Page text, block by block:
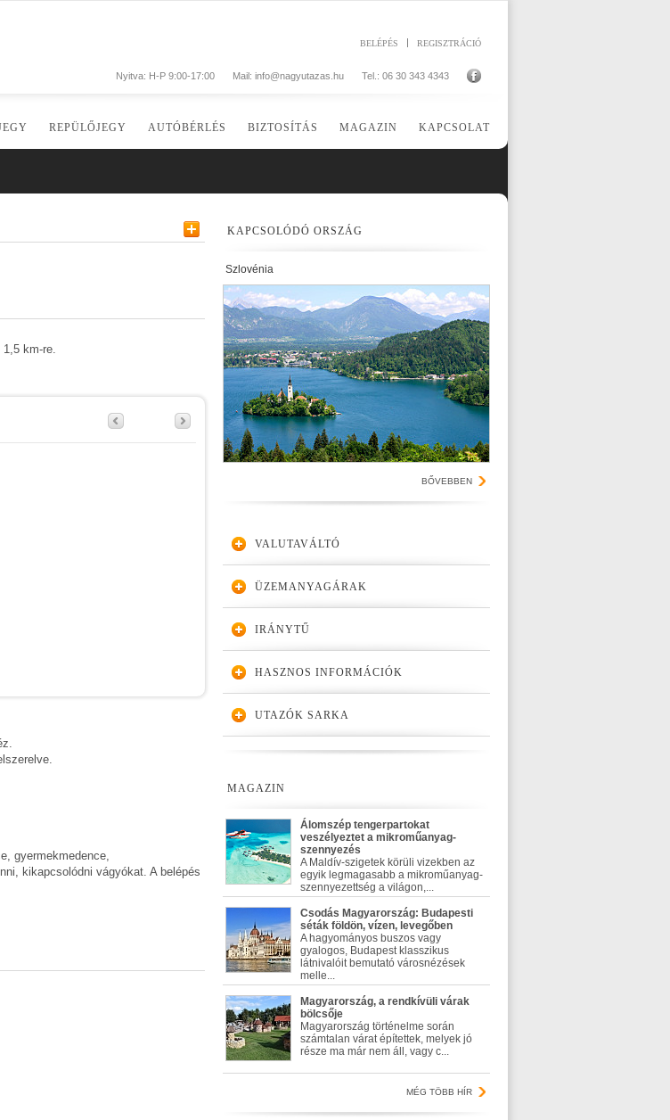
REGISZTRÁCIÓ
BELÉPÉS
Tel.: 06 30 343 4343
Mail: info@nagyutazas.hu
Nyitva: H-P 9:00-17:00
REPÜLŐJEGY AUTÓBÉRLÉS BIZTOSÍTÁS MAGAZIN KAPCSOLAT
km-re.
gyermekmedence,
kikapcsolódni vágyókat. A belépés
KAPCSOLÓDÓ ORSZÁG
Szlovénia
BŐVEBBEN
VALUTAVÁLTÓ
ÜZEMANYAGÁRAK
IRÁNYTŰ
HASZNOS INFORMÁCIÓK
UTAZÓK SARKA
MAGAZIN
Álomszép tengerpartokat
veszélyeztet a mikroműanyag-
szennyezés
A Maldív-szigetek körüli vizekben az
egyik legmagasabb a mikroműanyag-
szennyezettség a világon,...
Csodás Magyarország: Budapesti
séták földön, vízen, levegőben
A hagyományos buszos vagy
gyalogos, Budapest klasszikus
látnivalóit bemutató városnézések
melle...
Magyarország, a rendkívüli várak
bölcsője
Magyarország történelme során
számtalan várat építettek, melyek jó
része ma már nem áll, vagy c...
MÉG TÖBB HÍR